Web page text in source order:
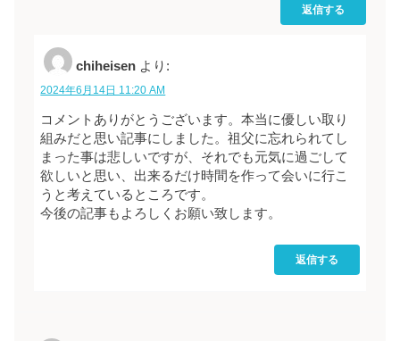
返信する
chiheisen より:
2024年6月14日 11:20 AM
コメントありがとうございます。本当に優しい取り
組みだと思い記事にしました。祖父に忘れられてし
まった事は悲しいですが、それでも元気に過ごして
欲しいと思い、出来るだけ時間を作って会いに行こ
うと考えているところです。
今後の記事もよろしくお願い致します。
返信する